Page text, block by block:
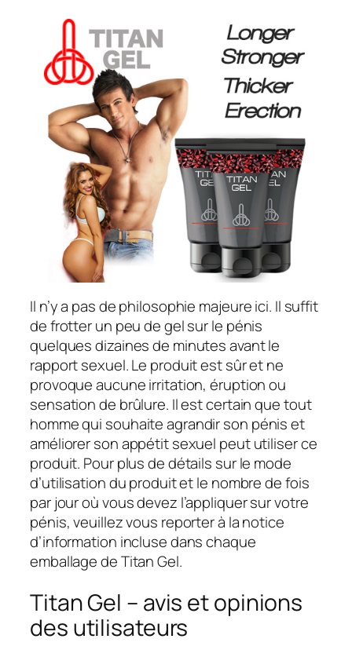
Il n’y a pas de philosophie majeure ici. Il suffit
de frotter un peu de gel sur le pénis
quelques dizaines de minutes avant le
rapport sexuel. Le produit est sûr et ne
provoque aucune irritation, éruption ou
sensation de brûlure. Il est certain que tout
homme qui souhaite agrandir son pénis et
améliorer son appétit sexuel peut utiliser ce
produit. Pour plus de détails sur le mode
d’utilisation du produit et le nombre de fois
par jour où vous devez l’appliquer sur votre
pénis, veuillez vous reporter à la notice
d’information incluse dans chaque
emballage de Titan Gel.
Titan Gel – avis et opinions
des utilisateurs